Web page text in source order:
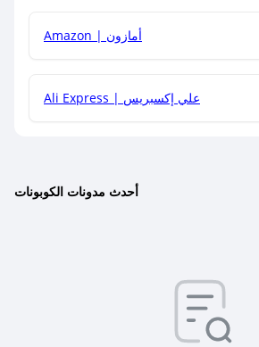
Amazon | أمازون
Ali Express | علي إكسبريس
أحدث مدونات الكوبونات